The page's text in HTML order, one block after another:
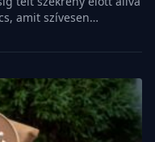
amit szívesen
a reggeli készülődés
és felesleges